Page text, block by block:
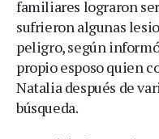
familiares lograron
sufrieron algunas
peligro, según
propio esposo quien
Natalia después de
búsqueda.